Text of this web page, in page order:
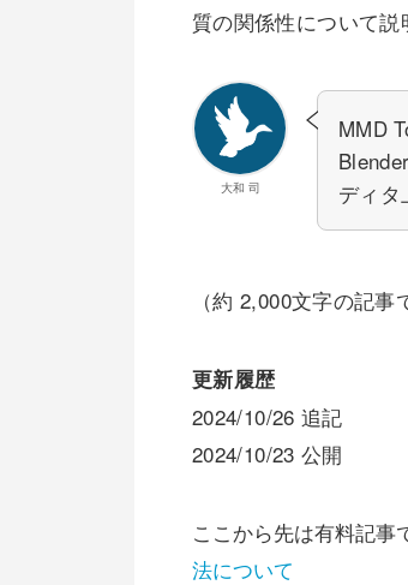
質の関係性について説
大和 司
MMD
ディタ
（約 2,000文字の記事
更新履歴
2024/10/26 追記
2024/10/23 公開
ここから先は有料記事
法について